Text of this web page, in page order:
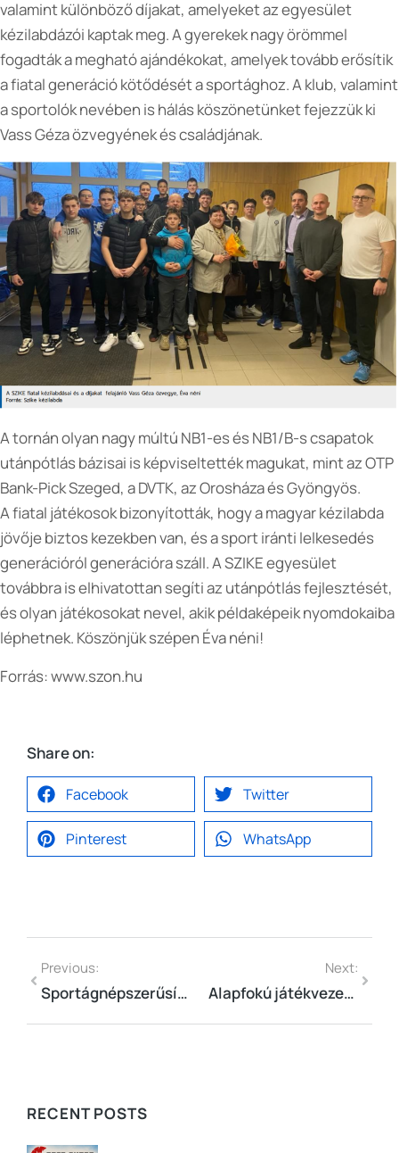
valamint különböző díjakat, amelyeket az egyesület
kézilabdázói kaptak meg. A gyerekek nagy örömmel
fogadták a megható ajándékokat, amelyek tovább erősítik
a fiatal generáció kötődését a sportághoz. A klub, valamint
a sportolók nevében is hálás köszönetünket fejezzük ki
Vass Géza özvegyének és családjának.
A tornán olyan nagy múltú NB1-es és NB1/B-s csapatok
utánpótlás bázisai is képviseltették magukat, mint az OTP
Bank-Pick Szeged, a DVTK, az Orosháza és Gyöngyös.
A fiatal játékosok bizonyították, hogy a magyar kézilabda
jövője biztos kezekben van, és a sport iránti lelkesedés
generációról generációra száll. A SZIKE egyesület
továbbra is elhivatottan segíti az utánpótlás fejlesztését,
és olyan játékosokat nevel, akik példaképeik nyomdokaiba
léphetnek. Köszönjük szépen Éva néni!
Forrás: www.szon.hu
Share on:
Facebook Twitter
Pinterest WhatsApp
Previous:
Sportágnépszerűsítő Napok
Next:
Alapfokú játékvezetői képzés indul áprilistól
RECENT POSTS